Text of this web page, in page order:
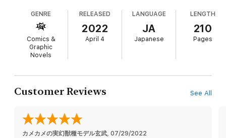
GENRE
Comics &
Graphic
Novels
RELEASED
2022
April 4
LANGUAGE
JA
Japanese
LENGTH
210
Pages
Customer Reviews See All
カメカメの実幻獣種モデル玄武, 07/29/2022